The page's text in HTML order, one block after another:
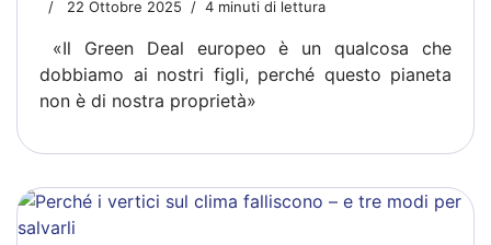
22 Ottobre 2025
4 minuti di lettura
«Il Green Deal europeo è un qualcosa che
dobbiamo ai nostri figli, perché questo pianeta
non è di nostra proprietà»